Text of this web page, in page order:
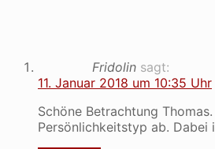
Fridolin sagt:
11. Januar 2018 um 10:35 Uhr
Schöne Betrachtung
Persönlichkeitstyp ab. Dabei